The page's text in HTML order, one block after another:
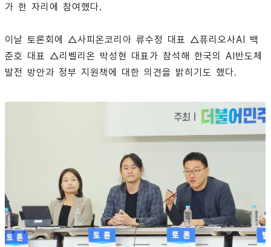
가 한 자리에 참여했다.
이날 토론회에 △사피온코리아 류수정 대표 △퓨리오사AI 백
준호 대표 △리벨리온 박성현 대표가 참석해 한국의 AI반도체
발전 방안과 정부 지원책에 대한 의견을 밝히기도 했다.